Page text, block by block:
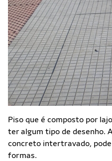
Piso que é composto por
ter algum tipo de desenho.
concreto intertravado,
formas.